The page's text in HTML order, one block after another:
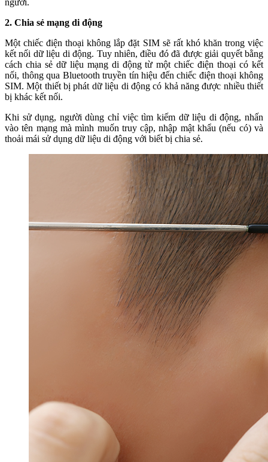
2. Chia sẻ mạng di động
Một chiếc điện thoại không lắp đặt SIM sẽ rất khó khăn trong việc
kết nối dữ liệu di động. Tuy nhiên, điều đó đã được giải quyết bằng
cách chia sẻ dữ liệu mạng di động từ một chiếc điện thoại có kết
nối, thông qua Bluetooth truyền tín hiệu đến chiếc điện thoại không
SIM. Một thiết bị phát dữ liệu di động có khả năng được nhiều thiết
bị khác kết nối.
Khi sử dụng, người dùng chỉ việc tìm kiếm dữ liệu di động, nhấn
vào tên mạng mà mình muốn truy cập, nhập mật khẩu (nếu có) và
thoải mái sử dụng dữ liệu di động với biết bị chia sẻ.